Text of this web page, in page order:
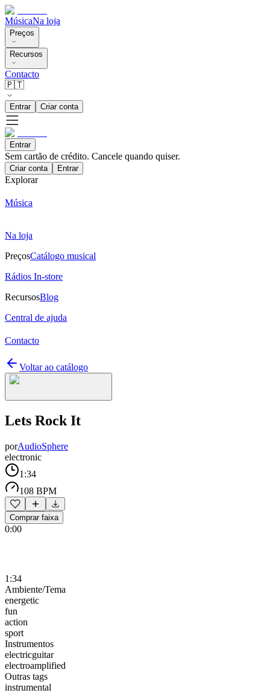
MúsicaNa loja
Preços
Recursos
Contacto
🇵🇹
Entrar Criar conta
Entrar
Sem cartão de crédito. Cancele quando quiser.
Criar conta Entrar
Explorar
Música
Na loja
PreçosCatálogo musical
Rádios In-store
RecursosBlog
Central de ajuda
Contacto
Voltar ao catálogo
Lets Rock It
porAudioSphere
electronic
1:34
108 BPM
Comprar faixa
0:00
1:34
Ambiente/Tema
energetic
fun
action
sport
Instrumentos
electricguitar
electroamplified
Outras tags
instrumental